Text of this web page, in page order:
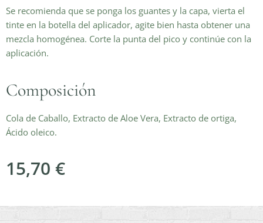
Se recomienda que se ponga los guantes y la capa, vierta el
tinte en la botella del aplicador, agite bien hasta obtener una
mezcla homogénea. Corte la punta del pico y continúe con la
aplicación.
Composición
Cola de Caballo, Extracto de Aloe Vera, Extracto de ortiga,
Ácido oleico.
15,70 €